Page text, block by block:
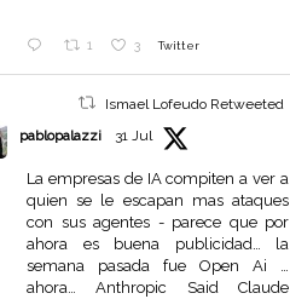
1 3 Twitter
Ismael Lofeudo Retweeted
pablopalazzi
31 Jul
La empresas de IA compiten a ver a
quien se le escapan mas ataques
con sus agentes - parece que por
ahora es buena publicidad… la
semana pasada fue Open Ai …
ahora… Anthropic Said Claude